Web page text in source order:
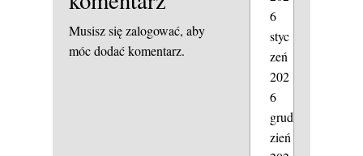
Musisz sięzalogować, aby
móc dodać komentarz.
6
styc
zeń
202
6
grud
zień